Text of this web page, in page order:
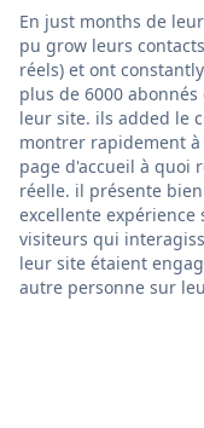
En just months de
pu grow leurs
réels) et ont
plus de 6000
leur site. ils added le
montrer rapidement
page d'accueil à quoi
réelle. il présente
excellente
visiteurs qui
leur site étaient
autre personne sur